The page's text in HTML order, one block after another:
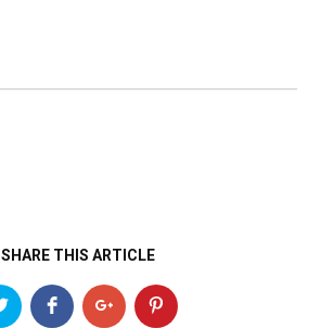
SHARE THIS ARTICLE